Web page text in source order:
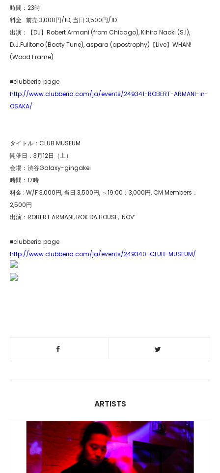
時間：23時
料金 : 前売 3,000円/1D, 当日 3,500円/1D
出演：【DJ】Robert Armani (from Chicago), Kihira Naoki (S.I),
D.J.Fulltono (Booty Tune), aspara (apostrophy)【Live】WHAN!
(Wood Frame)
■clubberia page
http://www.clubberia.com/ja/events/249341-ROBERT-ARMANI-in-
OSAKA/
タイトル：CLUB MUSEUM
開催日：3月12日（土）
会場：渋谷Galaxy-gingakei
時間：17時
料金 : W/F 3,000円, 当日 3,500円, ～19:00：3,000円, CM Members：
2,500円
出演：ROBERT ARMANI, ROK DA HOUSE, ‘NOV’
■clubberia page
http://www.clubberia.com/ja/events/249340-CLUB-MUSEUM/
ARTISTS